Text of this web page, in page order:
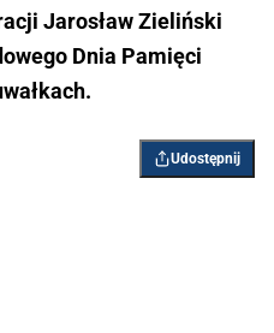
Jarosław Zieliński
Dnia Pamięci
Udostępnij